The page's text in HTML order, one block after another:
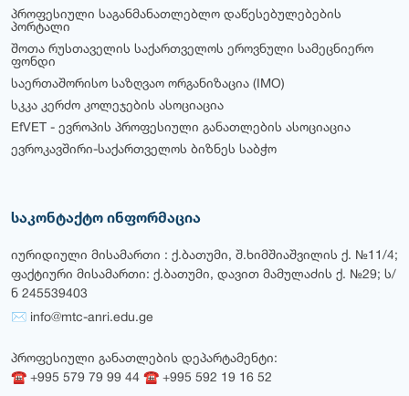
პროფესიული საგანმანათლებლო დაწესებულებების
პორტალი
შოთა რუსთაველის საქართველოს ეროვნული სამეცნიერო
ფონდი
საერთაშორისო საზღვაო ორგანიზაცია (IMO)
სკკა კერძო კოლეჯების ასოციაცია
EfVET - ევროპის პროფესიული განათლების ასოციაცია
ევროკავშირი-საქართველოს ბიზნეს საბჭო
საკონტაქტო ინფორმაცია
იურიდიული მისამართი : ქ.ბათუმი, შ.ხიმშიაშვილის ქ. №11/4;
ფაქტიური მისამართი: ქ.ბათუმი, დავით მამულაძის ქ. №29; ს/
ნ 245539403
✉ info@mtc-anri.edu.ge
პროფესიული განათლების დეპარტამენტი:
☎ +995 579 79 99 44 ☎ +995 592 19 16 52